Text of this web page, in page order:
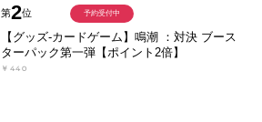
第2位
【グッズ-カードゲーム】鳴潮 ：対決 ブース
ターパック第一弾【ポイント2倍】
￥440
予約受付中